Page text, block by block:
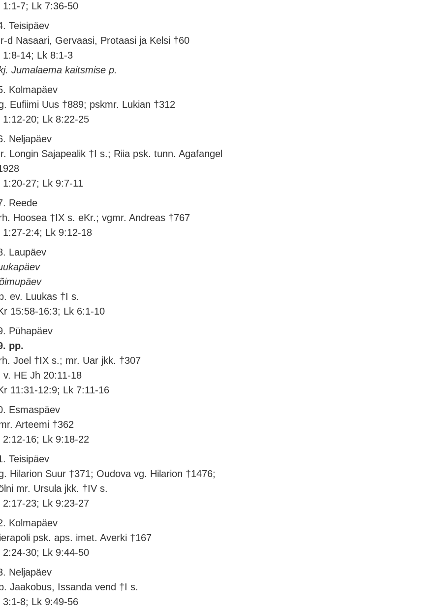
1:1-7; Lk 7:36-50
Teisipäev
d Nasaari, Gervaasi, Protaasi ja Kelsi †60
1:8-14; Lk 8:1-3
Jumalaema kaitsmise p.
Kolmapäev
Eufiimi Uus †889; pskmr. Lukian †312
1:12-20; Lk 8:22-25
Neljapäev
Longin Sajapealik †I s.; Riia psk. tunn. Agafangel
1:20-27; Lk 9:7-11
Reede
Hoosea †IX s. eKr.; vgmr. Andreas †767
1:27-2:4; Lk 9:12-18
Laupäev
ev. Luukas †I s.
15:58-16:3; Lk 6:1-10
Pühapäev
pp.
Joel †IX s.; mr. Uar jkk. †307
v. HE Jh 20:11-18
11:31-12:9; Lk 7:11-16
Esmaspäev
Arteemi †362
2:12-16; Lk 9:18-22
Teisipäev
Hilarion Suur †371; Oudova vg. Hilarion †1476;
mr. Ursula jkk. †IV s.
2:17-23; Lk 9:23-27
Kolmapäev
psk. aps. imet. Averki †167
2:24-30; Lk 9:44-50
Neljapäev
Jaakobus, Issanda vend †I s.
3:1-8; Lk 9:49-56